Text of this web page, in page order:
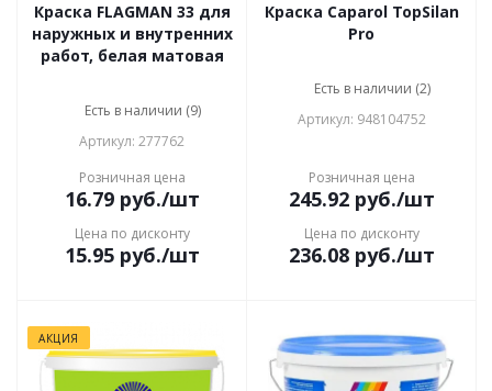
Краска FLAGMAN 33 для
наружных и внутренних
работ, белая матовая
Есть в наличии (9)
Артикул: 277762
Розничная цена
16.79руб./шт
Цена по дисконту
15.95руб./шт
Краска Caparol TopSilan
Pro
Есть в наличии (2)
Артикул: 948104752
Розничная цена
245.92руб./шт
Цена по дисконту
236.08руб./шт
АКЦИЯ